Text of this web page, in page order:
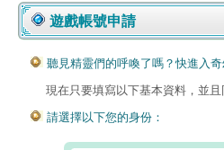
遊戲帳號申請
聽見精靈們的呼喚了嗎？快進入
現在只要填寫以下基本資料，並且
請選擇以下您的身份：